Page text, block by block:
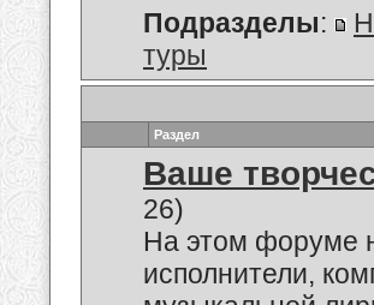
Подразделы:
туры
Раздел
Ваше
26)
На этом форуме
исполнители,